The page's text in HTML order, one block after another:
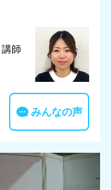
講師
みんなの声